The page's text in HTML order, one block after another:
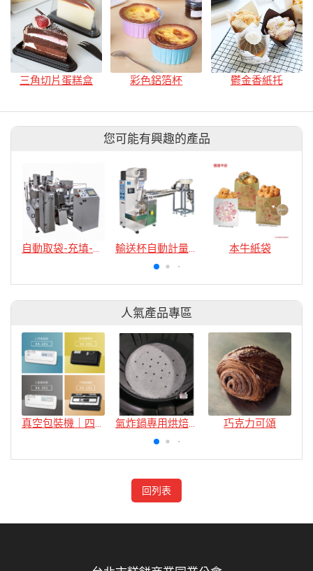
三角切片蛋糕盒 彩色鋁箔杯 鬱金香紙托
您可能有興趣的產品
自動取袋-充填-封口包裝機 輸送杯自動計量包裝機 本牛紙袋
人氣產品專區
真空包裝機｜四款 氣炸鍋專用烘焙紙 巧克力可頌
回列表